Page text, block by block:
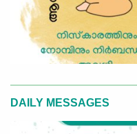
DAILY MESSAGES